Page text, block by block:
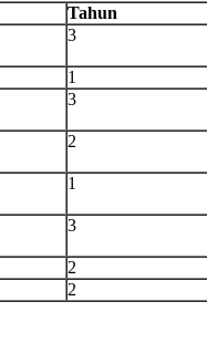
Tahun
3
1
3
2
1
3
2
2